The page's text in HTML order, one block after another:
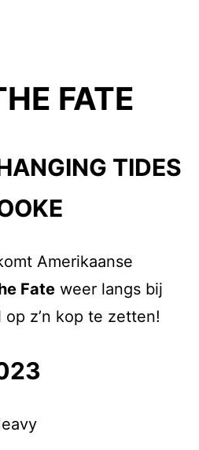
FATE
TIDES
Amerikaanse
Fate weer langs bij
z’n kop te zetten!